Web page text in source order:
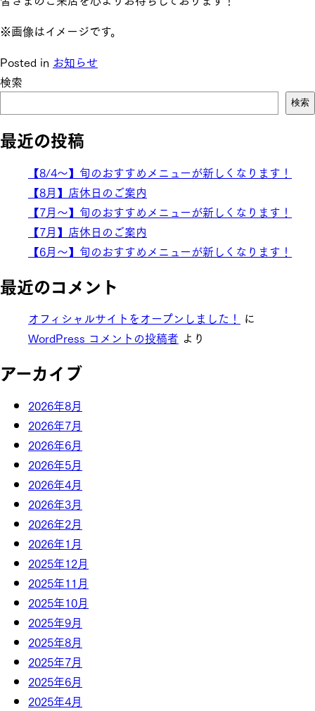
※画像はイメージです。
Posted in お知らせ
検索
検索
最近の投稿
【8/4～】旬のおすすめメニューが新しくなります！
【8月】店休日のご案内
【7月～】旬のおすすめメニューが新しくなります！
【7月】店休日のご案内
【6月～】旬のおすすめメニューが新しくなります！
最近のコメント
オフィシャルサイトをオープンしました！ に
WordPress コメントの投稿者 より
アーカイブ
2026年8月
2026年7月
2026年6月
2026年5月
2026年4月
2026年3月
2026年2月
2026年1月
2025年12月
2025年11月
2025年10月
2025年9月
2025年8月
2025年7月
2025年6月
2025年4月